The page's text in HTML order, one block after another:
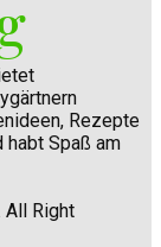
Rezepte
habt Spaß am
All Right